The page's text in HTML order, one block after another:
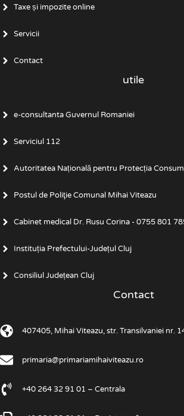
Taxe și impozite online
Servicii
Contact
utile
e-consultanta Guvernul Romaniei
Serviciul 112
Autoritatea Națională pentru Protecția
Postul de Poliţie Comunal Mihai Viteazu
Cabinet medical Dr. Rusu Corina - 0755 801
Instituția Prefectului-Județul Cluj
Consiliul Județean Cluj
Contact
407405, Mihai Viteazu, str. Transilvaniei nr.
primaria@primariamihaiviteazu.ro
+40 264 32 91 01 – Centrala